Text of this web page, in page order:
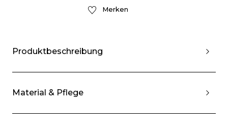
Merken
Produktbeschreibung
Material & Pflege